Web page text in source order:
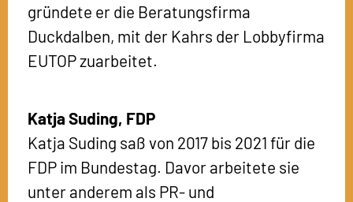
gründete er die Beratungsfirma
Duckdalben, mit der Kahrs der Lobbyfirma
EUTOP zuarbeitet.
Katja Suding, FDP
Katja Suding saß von 2017 bis 2021 für die
FDP im Bundestag. Davor arbeitete sie
unter anderem als PR- und